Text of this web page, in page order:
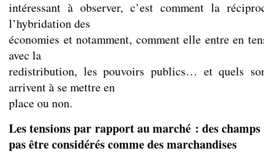
intéressant à observer, c’est comment la
l’hybridation des
économies et notamment, comment elle entre en
avec la
redistribution, les pouvoirs publics… et quels
arrivent à se mettre en
place ou non.
Les tensions par rapport au marché : des
pas être considérés comme des marchandises